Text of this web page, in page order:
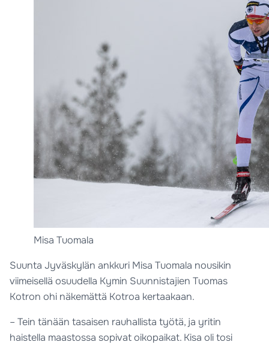
Misa Tuomala
Suunta Jyväskylän ankkuri Misa Tuomala nousikin
viimeisellä osuudella Kymin Suunnistajien Tuomas
Kotron ohi näkemättä Kotroa kertaakaan.
– Tein tänään tasaisen rauhallista työtä, ja yritin
haistella maastossa sopivat oikopaikat. Kisa oli tosi